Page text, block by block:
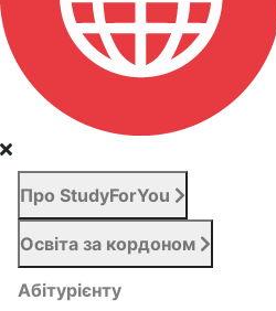
Про StudyForYou
Освіта за кордоном
Абітурієнту